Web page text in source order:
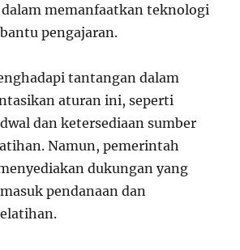
memanfaatkan teknologi
pengajaran.
tantangan dalam
aturan ini, seperti
dan ketersediaan sumber
Namun, pemerintah
dukungan yang
pendanaan dan